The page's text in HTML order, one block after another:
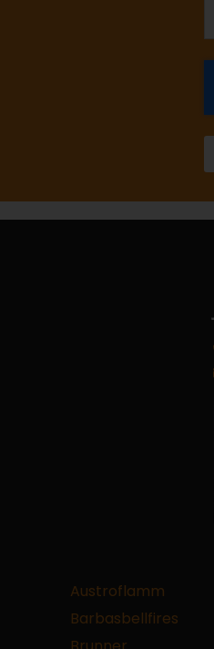
Austroflamm
Barbasbellfires